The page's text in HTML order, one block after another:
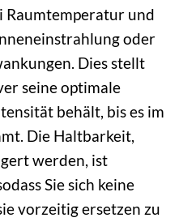
Raumtemperatur und
oder
Dies stellt
seine optimale
behält, bis es im
Die Haltbarkeit,
werden, ist
Sie sich keine
vorzeitig ersetzen zu